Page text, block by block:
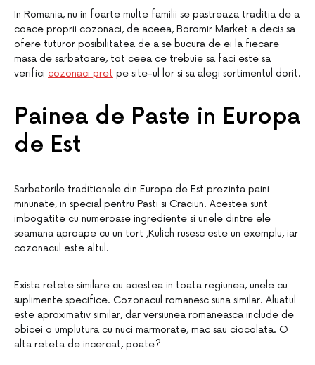
In Romania, nu in foarte multe familii se pastreaza traditia de a
coace proprii cozonaci, de aceea, Boromir Market a decis sa
ofere tuturor posibilitatea de a se bucura de ei la fiecare
masa de sarbatoare, tot ceea ce trebuie sa faci este sa
verifici cozonaci pret pe site-ul lor si sa alegi sortimentul dorit.
Painea de Paste in Europa
de Est
Sarbatorile traditionale din Europa de Est prezinta paini
minunate, in special pentru Pasti si Craciun. Acestea sunt
imbogatite cu numeroase ingrediente si unele dintre ele
seamana aproape cu un tort ,Kulich rusesc este un exemplu, iar
cozonacul este altul.
Exista retete similare cu acestea in toata regiunea, unele cu
suplimente specifice. Cozonacul romanesc suna similar. Aluatul
este aproximativ similar, dar versiunea romaneasca include de
obicei o umplutura cu nuci marmorate, mac sau ciocolata. O
alta reteta de incercat, poate?